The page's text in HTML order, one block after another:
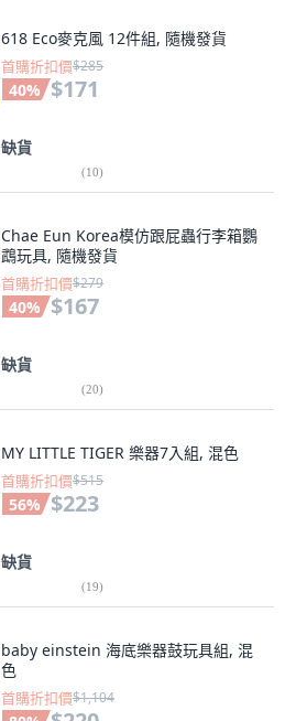
618 Eco麥克風 12件組, 隨機發貨
首購折扣價$285
40% $171
缺貨
(10)
Chae Eun Korea模仿跟屁蟲行李箱鸚
鵡玩具, 隨機發貨
首購折扣價$279
40% $167
缺貨
(20)
MY LITTLE TIGER 樂器7入組, 混色
首購折扣價$515
56% $223
缺貨
(19)
baby einstein 海底樂器鼓玩具組, 混
色
首購折扣價$1,104